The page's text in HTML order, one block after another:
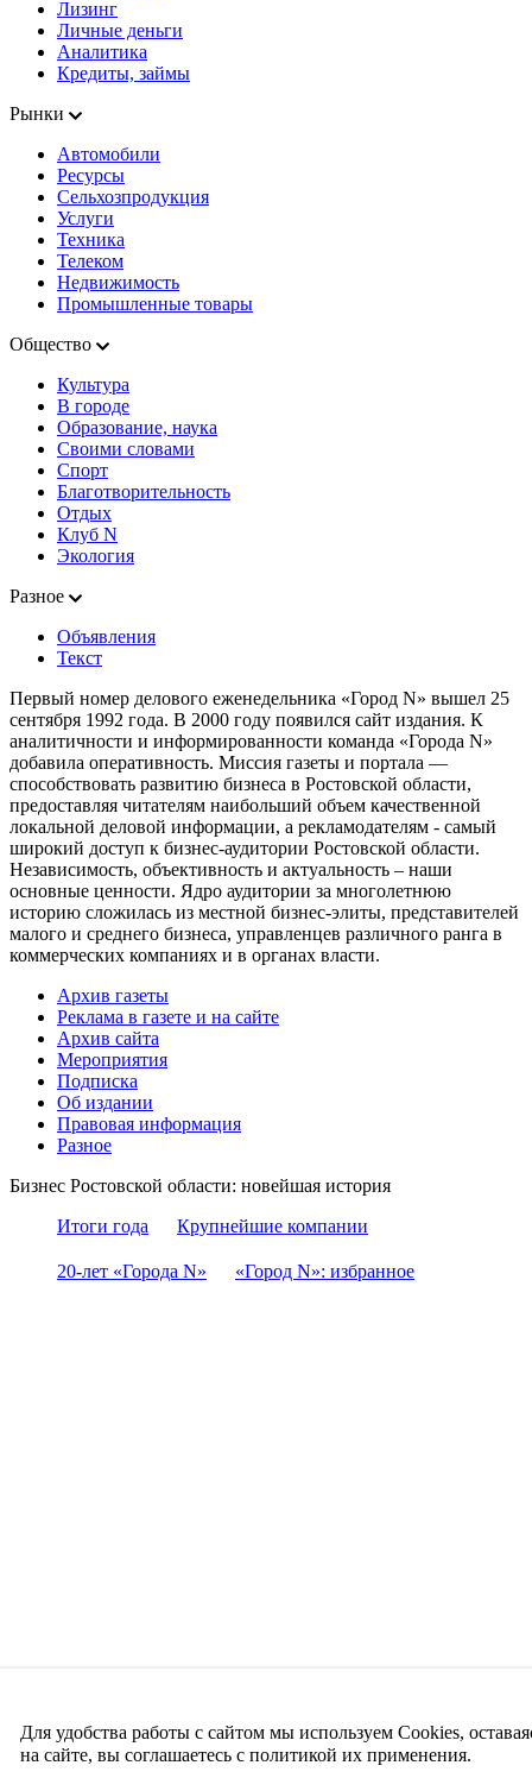
Лизинг
Личные деньги
Аналитика
Кредиты, займы
Рынки
Автомобили
Ресурсы
Сельхозпродукция
Услуги
Техника
Телеком
Недвижимость
Промышленные товары
Общество
Культура
В городе
Образование, наука
Своими словами
Спорт
Благотворительность
Отдых
Клуб N
Экология
Разное
Объявления
Текст
Первый номер делового еженедельника «Город N» вышел 25
сентября 1992 года. В 2000 году появился сайт издания. К
аналитичности и информированности команда «Города N»
добавила оперативность. Миссия газеты и портала —
способствовать развитию бизнеса в Ростовской области,
предоставляя читателям наибольший объем качественной
локальной деловой информации, а рекламодателям - самый
широкий доступ к бизнес-аудитории Ростовской области.
Независимость, объективность и актуальность – наши
основные ценности. Ядро аудитории за многолетнюю
историю сложилась из местной бизнес-элиты, представителей
малого и среднего бизнеса, управленцев различного ранга в
коммерческих компаниях и в органах власти.
Архив газеты
Реклама в газете и на сайте
Архив сайта
Мероприятия
Подписка
Об издании
Правовая информация
Разное
Бизнес Ростовской области: новейшая история
Итоги года
Крупнейшие компании
20-лет «Города N» «Город N»: избранное
Для удобства работы с сайтом мы используем Cookies,
на сайте, вы соглашаетесь с политикой их применения.